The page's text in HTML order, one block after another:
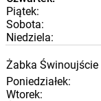
Piątek:
Sobota:
Niedziela:
Żabka Świnoujście
Poniedziałek:
Wtorek: